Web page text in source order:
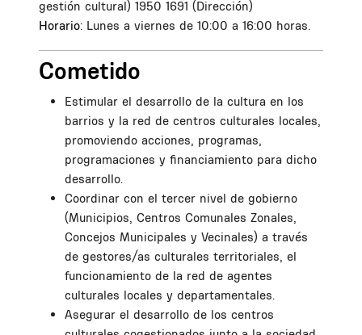
gestión cultural) 1950 1691 (Dirección)
Horario: Lunes a viernes de 10:00 a 16:00 horas.
Cometido
Estimular el desarrollo de la cultura en los
barrios y la red de centros culturales locales,
promoviendo acciones, programas,
programaciones y financiamiento para dicho
desarrollo.
Coordinar con el tercer nivel de gobierno
(Municipios, Centros Comunales Zonales,
Concejos Municipales y Vecinales) a través
de gestores/as culturales territoriales, el
funcionamiento de la red de agentes
culturales locales y departamentales.
Asegurar el desarrollo de los centros